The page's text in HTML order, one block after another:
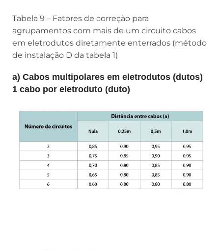
Tabela 9 – Fatores de correção para
agrupamentos com mais de um circuito cabos
em eletrodutos diretamente enterrados (método
de instalação D da tabela 1)
a) Cabos multipolares em eletrodutos (dutos)
1 cabo por eletroduto (duto)